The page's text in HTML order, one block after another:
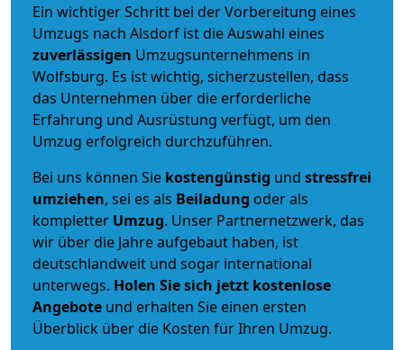
Ein wichtiger Schritt bei der Vorbereitung eines
Umzugs nach Alsdorf ist die Auswahl eines
zuverlässigen Umzugsunternehmens in
Wolfsburg. Es ist wichtig, sicherzustellen, dass
das Unternehmen über die erforderliche
Erfahrung und Ausrüstung verfügt, um den
Umzug erfolgreich durchzuführen.
Bei uns können Sie kostengünstig und stressfrei
umziehen, sei es als Beiladung oder als
kompletter Umzug. Unser Partnernetzwerk, das
wir über die Jahre aufgebaut haben, ist
deutschlandweit und sogar international
unterwegs. Holen Sie sich jetzt kostenlose
Angebote und erhalten Sie einen ersten
Überblick über die Kosten für Ihren Umzug.